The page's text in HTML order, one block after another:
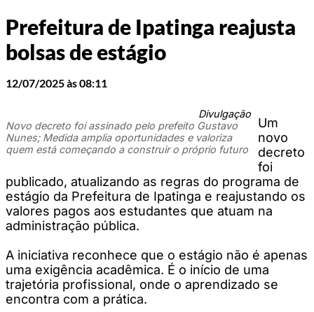
Prefeitura de Ipatinga reajusta
bolsas de estágio
12/07/2025 às 08:11
Divulgação
Novo decreto foi assinado pelo prefeito Gustavo
Nunes; Medida amplia oportunidades e valoriza
quem está começando a construir o próprio futuro
Um
novo
decreto
foi
publicado, atualizando as regras do programa de
estágio da Prefeitura de Ipatinga e reajustando os
valores pagos aos estudantes que atuam na
administração pública.
A iniciativa reconhece que o estágio não é apenas
uma exigência acadêmica. É o início de uma
trajetória profissional, onde o aprendizado se
encontra com a prática.